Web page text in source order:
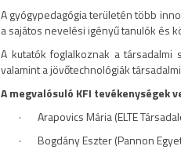
A gyógypedagógia területén több
a sajátos nevelési igényű tanulók és
A kutatók foglalkoznak a
valamint a jövőtechnológiák
A megvalósuló KFI tevékenységek
· Arapovics Mária (ELTE
· Bogdány Eszter (Pannon